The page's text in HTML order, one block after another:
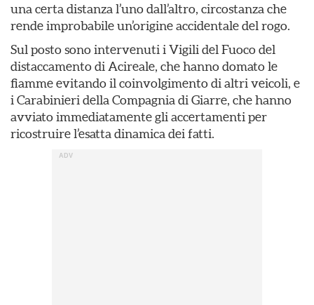
una certa distanza l’uno dall’altro, circostanza che
rende improbabile un’origine accidentale del rogo.
Sul posto sono intervenuti i Vigili del Fuoco del
distaccamento di Acireale, che hanno domato le
fiamme evitando il coinvolgimento di altri veicoli, e
i Carabinieri della Compagnia di Giarre, che hanno
avviato immediatamente gli accertamenti per
ricostruire l’esatta dinamica dei fatti.